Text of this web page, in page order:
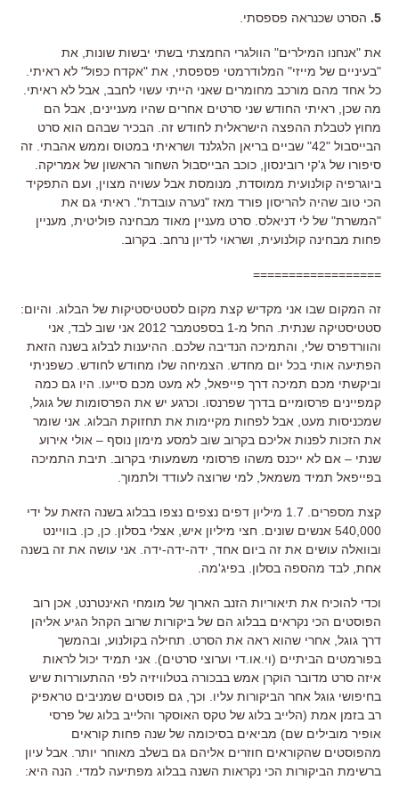
5. הסרט שכנראה פספסתי.
את "אנחנו המילרים" הוולגרי החמצתי בשתי יבשות שונות, את
"בעיניים של מייזי" המלודרמטי פספסתי, את "אקדח כפול" לא ראיתי.
כל אחד מהם מורכב מחומרים שאני הייתי עשוי לחבב, אבל לא ראיתי.
מה שכן, ראיתי החודש שני סרטים אחרים שהיו מעניינים, אבל הם
מחוץ לטבלת ההפצה הישראלית לחודש זה. הבכיר שבהם הוא סרט
הבייסבול "42" שביים בריאן הלגלנד ושראיתי במטוס וממש אהבתי. זה
סיפורו של ג'קי רובינסון, כוכב הבייסבול השחור הראשון של אמריקה.
ביוגרפיה קולנועית ממוסדת, מנומסת אבל עשויה מצוין, ועם התפקיד
הכי טוב שהיה להריסון פורד מאז "נערה עובדת". ראיתי גם את
"המשרת" של לי דניאלס. סרט מעניין מאוד מבחינה פוליטית, מעניין
פחות מבחינה קולנועית, ושראוי לדיון נרחב. בקרוב.
==================
זה המקום שבו אני מקדיש קצת מקום לסטטיסטיקות של הבלוג. והיום:
סטטיסטיקה שנתית. החל מ-1 בספטמבר 2012 אני שוב לבד, אני
והוורדפרס שלי, והתמיכה הנדיבה שלכם. ההיענות לבלוג בשנה הזאת
הפתיעה אותי בכל יום מחדש. הצמיחה שלו מחודש לחודש. כשפניתי
וביקשתי מכם תמיכה דרך פייפאל, לא מעט מכם סייעו. היו גם כמה
קמפיינים פרסומיים בדרך שפרנסו. וכרגע יש את הפרסומות של גוגל,
שמכניסות מעט, אבל לפחות מקיימות את תחזוקת הבלוג. אני שומר
את הזכות לפנות אליכם בקרוב שוב למסע מימון נוסף – אולי אירוע
שנתי – אם לא ייכנס משהו פרסומי משמעותי בקרוב. תיבת התמיכה
בפייפאל תמיד משמאל, למי שרוצה לעודד ולתמוך.
קצת מספרים. 1.7 מיליון דפים נצפים נצפו בבלוג בשנה הזאת על ידי
540,000 אנשים שונים. חצי מיליון איש, אצלי בסלון. כן, כן. בוויינט
ובוואלה עושים את זה ביום אחד, ידה-ידה-ידה. אני עושה את זה בשנה
אחת, לבד מהספה בסלון. בפיג'מה.
וכדי להוכיח את תיאוריות הזנב הארוך של מומחי האינטרנט, אכן רוב
הפוסטים הכי נקראים בבלוג הם של ביקורות שרוב הקהל הגיע אליהן
דרך גוגל, אחרי שהוא ראה את הסרט. תחילה בקולנוע, ובהמשך
בפורמטים הביתיים (וי.או.די וערוצי סרטים). אני תמיד יכול לראות
איזה סרט מדובר הוקרן אמש בבכורה בטלוויזיה לפי ההתעוררות שיש
בחיפושי גוגל אחר הביקורות עליו. וכך, גם פוסטים שמניבים טראפיק
רב בזמן אמת (הלייב בלוג של טקס האוסקר והלייב בלוג של פרסי
אופיר מובילים שם) מביאים בסיכומה של שנה פחות קוראים
מהפוסטים שהקוראים חוזרים אליהם גם בשלב מאוחר יותר. אבל עיון
ברשימת הביקורות הכי נקראות השנה בבלוג מפתיעה למדי. הנה היא: